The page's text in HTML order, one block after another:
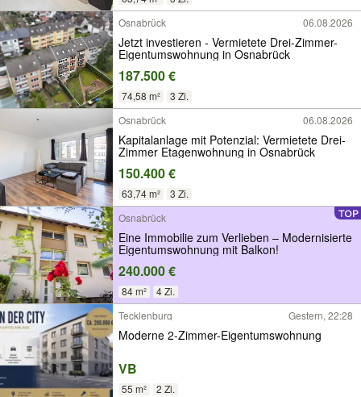
Osnabrück
06.08.2026
Jetzt investieren - Vermietete Drei-Zimmer-
Eigentumswohnung in Osnabrück
187.500 €
74,58 m²
3 Zi.
Osnabrück
06.08.2026
Kapitalanlage mit Potenzial: Vermietete Drei-
Zimmer Etagenwohnung in Osnabrück
150.400 €
63,74 m²
3 Zi.
Osnabrück
Eine Immobilie zum Verlieben – Modernisierte
Eigentumswohnung mit Balkon!
240.000 €
84 m²
4 Zi.
Tecklenburg
Gestern, 22:28
Moderne 2-Zimmer-Eigentumswohnung
VB
55 m²
2 Zi.